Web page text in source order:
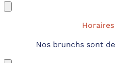
Horaires
Nos brunchs sont